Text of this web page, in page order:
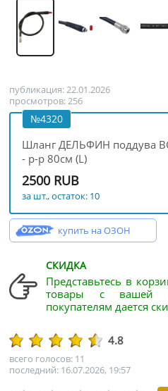
публикация: 22.01.2026
просмотров: 256
№4320
Шланг ДЕЛЬФИН поддува
- р-р 80см (L)
2500 RUB
за шт., остаток: 10
купить на ОЗОН
СКИДКА
Представьтесь в
товары с вашей
покупателям дается
4.8
всего голосов: 11
последний: 16.07.2026, 19:57